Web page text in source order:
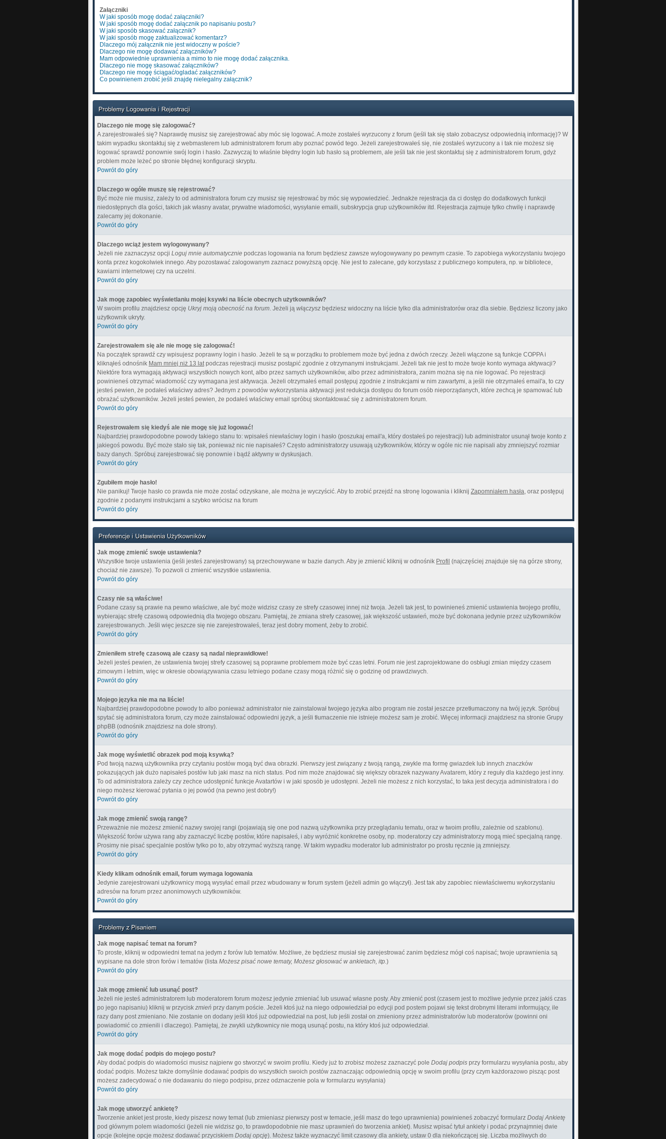
Załączniki
W jaki sposób mogę dodać załączniki?
W jaki sposób mogę dodać załącznik po napisaniu postu?
W jaki sposób skasować załącznik?
W jaki sposób mogę zaktualizować komentarz?
Dlaczego mój załącznik nie jest widoczny w poście?
Dlaczego nie mogę dodawać załączników?
Mam odpowiednie uprawnienia a mimo to nie mogę dodać załącznika.
Dlaczego nie mogę skasować załączników?
Dlaczego nie mogę ściągać/ogladać załączników?
Co powinienem zrobić jeśli znajdę nielegalny załącznik?
Dlaczego nie mogę się zalogować?
A zarejestrowałeś się? Naprawdę musisz się zarejestrować aby móc się logować. A może zostałeś wyrzucony z forum (jeśli tak się stało zobaczysz odpowiednią informację)? W
takim wypadku skontaktuj się z webmasterem lub administratorem forum aby poznać powód tego. Jeżeli zarejestrowałeś się, nie zostałeś wyrzucony a i tak nie możesz się
logować sprawdź ponownie swój login i hasło. Zazwyczaj to właśnie błędny login lub hasło są problemem, ale jeśli tak nie jest skontaktuj się z administratorem forum, gdyż
problem może leżeć po stronie błędnej konfiguracji skryptu.
Powrót do góry
Dlaczego w ogóle muszę się rejestrować?
Być może nie musisz, zależy to od administratora forum czy musisz się rejestrować by móc się wypowiedzieć. Jednakże rejestracja da ci dostęp do dodatkowych funkcji
niedostępnych dla gości, takich jak własny avatar, prywatne wiadomości, wysyłanie emaili, subskrypcja grup użytkowników itd. Rejestracja zajmuje tylko chwilę i naprawdę
zalecamy jej dokonanie.
Powrót do góry
Dlaczego wciąż jestem wylogowywany?
Jeżeli nie zaznaczysz opcji Loguj mnie automatycznie podczas logowania na forum będziesz zawsze wylogowywany po pewnym czasie. To zapobiega wykorzystaniu twojego
konta przez kogokolwiek innego. Aby pozostawać zalogowanym zaznacz powyższą opcję. Nie jest to zalecane, gdy korzystasz z publicznego komputera, np. w bibliotece,
kawiarni internetowej czy na uczelni.
Powrót do góry
Jak mogę zapobiec wyświetlaniu mojej ksywki na liście obecnych użytkowników?
W swoim profilu znajdziesz opcję Ukryj moją obecność na forum. Jeżeli ją włączysz będziesz widoczny na liście tylko dla administratorów oraz dla siebie. Będziesz liczony jako
użytkownik ukryty.
Powrót do góry
Zarejestrowałem się ale nie mogę się zalogować!
Na początek sprawdź czy wpisujesz poprawny login i hasło. Jeżeli te są w porządku to problemem może być jedna z dwóch rzeczy. Jeżeli włączone są funkcje COPPA i
kliknąłeś odnośnik Mam mniej niż 13 latpodczas rejestracji musisz postąpić zgodnie z otrzymanymi instrukcjami. Jeżeli tak nie jest to może twoje konto wymaga aktywacji?
Niektóre fora wymagają aktywacji wszystkich nowych kont, albo przez samych użytkowników, albo przez administratora, zanim można się na nie logować. Po rejestracji
powinieneś otrzymać wiadomość czy wymagana jest aktywacja. Jeżeli otrzymałeś email postępuj zgodnie z instrukcjami w nim zawartymi, a jeśli nie otrzymałeś email'a, to czy
jesteś pewien, że podałeś właściwy adres? Jednym z powodów wykorzystania aktywacji jest redukcja dostępu do forum osób nieporządanych, które zechcą je spamować lub
obrażać użytkowników. Jeżeli jesteś pewien, że podałeś właściwy email spróbuj skontaktować się z administratorem forum.
Powrót do góry
Rejestrowałem się kiedyś ale nie mogę się już logować!
Najbardziej prawdopodobne powody takiego stanu to: wpisałeś niewłaściwy login i hasło (poszukaj email'a, który dostałeś po rejestracji) lub administrator usunął twoje konto z
jakiegoś powodu. Być może stało się tak, ponieważ nic nie napisałeś? Często administratorzy usuwają użytkowników, którzy w ogóle nic nie napisali aby zmniejszyć rozmiar
bazy danych. Spróbuj zarejestrować się ponownie i bądź aktywny w dyskusjach.
Powrót do góry
Zgubiłem moje hasło!
Nie panikuj! Twoje hasło co prawda nie może zostać odzyskane, ale można je wyczyścić. Aby to zrobić przejdź na stronę logowania i kliknij Zapomniałem hasła, oraz postępuj
zgodnie z podanymi instrukcjami a szybko wrócisz na forum
Powrót do góry
Jak mogę zmienić swoje ustawienia?
Wszystkie twoje ustawienia (jeśli jesteś zarejestrowany) są przechowywane w bazie danych. Aby je zmienić kliknij w odnośnik Profil (najczęściej znajduje się na górze strony,
chociaż nie zawsze). To pozwoli ci zmienić wszystkie ustawienia.
Powrót do góry
Czasy nie są właściwe!
Podane czasy są prawie na pewno właściwe, ale być może widzisz czasy ze strefy czasowej innej niż twoja. Jeżeli tak jest, to powinieneś zmienić ustawienia twojego profilu,
wybierając strefę czasową odpowiednią dla twojego obszaru. Pamiętaj, że zmiana strefy czasowej, jak większość ustawień, może być dokonana jedynie przez użytkowników
zarejestrowanych. Jeśli więc jeszcze się nie zarejestrowałeś, teraz jest dobry moment, żeby to zrobić.
Powrót do góry
Zmieniłem strefę czasową ale czasy są nadal nieprawidłowe!
Jeżeli jesteś pewien, że ustawienia twojej strefy czasowej są poprawne problemem może być czas letni. Forum nie jest zaprojektowane do osbługi zmian między czasem
zimowym i letnim, więc w okresie obowiązywania czasu letniego podane czasy mogą różnić się o godzinę od prawdziwych.
Powrót do góry
Mojego języka nie ma na liście!
Najbardziej prawdopodobne powody to albo ponieważ administrator nie zainstalował twojego języka albo program nie został jeszcze przetłumaczony na twój język. Spróbuj
spytać się administratora forum, czy może zainstalować odpowiedni język, a jeśli tłumaczenie nie istnieje możesz sam je zrobić. Więcej informacji znajdziesz na stronie Grupy
phpBB (odnośnik znajdziesz na dole strony).
Powrót do góry
Jak mogę wyświetlić obrazek pod moją ksywką?
Pod twoją nazwą użytkownika przy czytaniu postów mogą być dwa obrazki. Pierwszy jest związany z twoją rangą, zwykle ma formę gwiazdek lub innych znaczków
pokazujących jak dużo napisałeś postów lub jaki masz na nich status. Pod nim może znajdować się większy obrazek nazywany Avatarem, który z reguły dla każdego jest inny.
To od administratora zależy czy zechce udostępnić funkcje Avatartów i w jaki sposób je udostępni. Jeżeli nie możesz z nich korzystać, to taka jest decyzja administratora i do
niego możesz kierować pytania o jej powód (na pewno jest dobry!)
Powrót do góry
Jak mogę zmienić swoją rangę?
Przeważnie nie możesz zmienić nazwy swojej rangi (pojawiają się one pod nazwą użytkownika przy przeglądaniu tematu, oraz w twoim profilu, zależnie od szablonu).
Większość forów używa rang aby zaznaczyć liczbę postów, które napisałeś, i aby wyróżnić konkretne osoby, np. moderatorzy czy administratorzy mogą mieć specjalną rangę.
Prosimy nie pisać specjalnie postów tylko po to, aby otrzymać wyższą rangę. W takim wypadku moderator lub administrator po prostu ręcznie ją zmniejszy.
Powrót do góry
Kiedy klikam odnośnik email, forum wymaga logowania
Jedynie zarejestrowani użytkownicy mogą wysyłać email przez wbudowany w forum system (jeżeli admin go włączył). Jest tak aby zapobiec niewłaściwemu wykorzystaniu
adresów na forum przez anonimowych użytkowników.
Powrót do góry
Jak mogę napisać temat na forum?
To proste, kliknij w odpowiedni temat na jedym z forów lub tematów. Możliwe, że będziesz musiał się zarejestrować zanim będziesz mógł coś napisać; twoje uprawnienia są
wypisane na dole stron forów i tematów (lista Możesz pisać nowe tematy, Możesz głosować w ankietach, itp.)
Powrót do góry
Jak mogę zmienić lub usunąć post?
Jeżeli nie jesteś administratorem lub moderatorem forum możesz jedynie zmieniać lub usuwać własne posty. Aby zmienić post (czasem jest to możliwe jedynie przez jakiś czas
po jego napisaniu) kliknij w przycisk zmień przy danym poście. Jeżeli ktoś już na niego odpowiedział po edycji pod postem pojawi się tekst drobnymi literami informujący, ile
razy dany post zmieniano. Nie zostanie on dodany jeśli ktoś już odpowiedział na post, lub jeśli został on zmieniony przez administratorów lub moderatorów (powinni oni
powiadomić co zmienili i dlaczego). Pamiętaj, że zwykli użytkownicy nie mogą usunąć postu, na który ktoś już odpowiedział.
Powrót do góry
Jak mogę dodać podpis do mojego postu?
Aby dodać podpis do wiadomości musisz najpierw go stworzyć w swoim profilu. Kiedy już to zrobisz możesz zaznaczyć pole Dodaj podpis przy formularzu wysyłania postu, aby
dodać podpis. Możesz także domyślnie dodawać podpis do wszystkich swoich postów zaznaczając odpowiednią opcję w swoim profilu (przy czym każdorazowo pisząc post
możesz zadecydować o nie dodawaniu do niego podpisu, przez odznaczenie pola w formularzu wysyłania)
Powrót do góry
Jak mogę utworzyć ankietę?
Tworzenie ankiet jest proste, kiedy piszesz nowy temat (lub zmieniasz pierwszy post w temacie, jeśli masz do tego uprawnienia) powinieneś zobaczyć formularz Dodaj Ankietę
pod głównym polem wiadomości (jeżeli nie widzisz go, to prawdopodobnie nie masz uprawnień do tworzenia ankiet). Musisz wpisać tytuł ankiety i podać przynajmniej dwie
opcje (kolejne opcje możesz dodawać przyciskiem Dodaj opcję). Możesz także wyznaczyć limit czasowy dla ankiety, ustaw 0 dla niekończącej się. Liczba możliwych do